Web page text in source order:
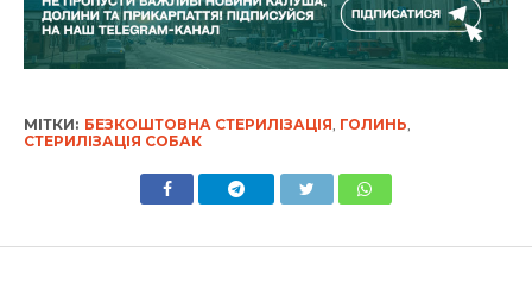
МІТКИ: БЕЗКОШТОВНА СТЕРИЛІЗАЦІЯ, ГОЛИНЬ,
СТЕРИЛІЗАЦІЯ СОБАК